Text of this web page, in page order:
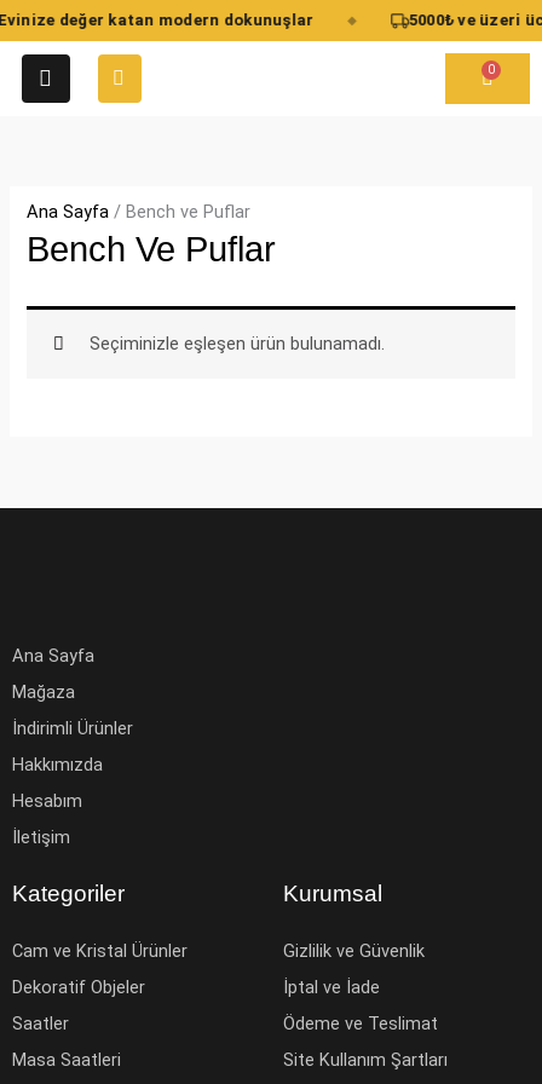
İçeriğe
atla
değer katan modern dokunuşlar ◆ 5000₺ ve üzeri
0
Cart
Ana Sayfa / Bench ve Puflar
Bench Ve Puflar
Seçiminizle eşleşen ürün bulunamadı.
Ana Sayfa
Mağaza
İndirimli Ürünler
Hakkımızda
Hesabım
İletişim
Kategoriler
Cam ve Kristal Ürünler
Dekoratif Objeler
Saatler
Masa Saatleri
Kurumsal
Gizlilik ve Güvenlik
İptal ve İade
Ödeme ve Teslimat
Site Kullanım Şartları